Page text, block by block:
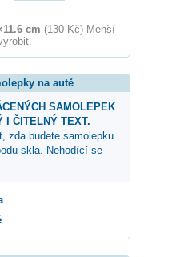
cm (130 Kč) Menší
na autě
SAMOLEPEK
I ČITELNÝ TEXT.
zda budete samolepku
skla. Nehodící se